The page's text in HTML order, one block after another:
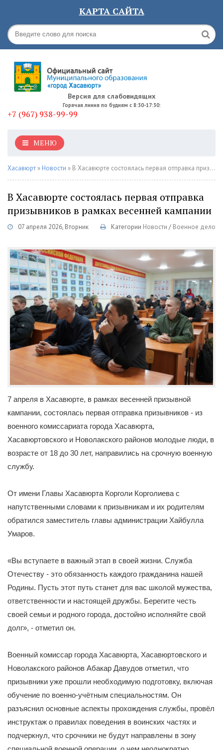
КАРТА САЙТА
Версия для слабовидящих
Горячая линия по будням с 8:30-17:30:
+7 (967) 938-99-99
МЕНЮ
Хасавюрт » Новости » В Хасавюрте состоялась первая отправка призывников в рамках весенней кампании
В Хасавюрте состоялась первая отправка
призывников в рамках весенней кампании
07 апреля 2026, Вторник Категории Новости / Военное дело
7 апреля в Хасавюрте, в рамках весенней призывной
кампании, состоялась первая отправка призывников - из
военного комиссариата города Хасавюрта,
Хасавюртовского и Новолакского районов молодые люди, в
возрасте от 18 до 30 лет, направились на срочную военную
службу.
От имени Главы Хасавюрта Корголи Корголиева с
напутственными словами к призывникам и их родителям
обратился заместитель главы администрации Хайбулла
Умаров.
«Вы вступаете в важный этап в своей жизни. Служба
Отечеству - это обязанность каждого гражданина нашей
Родины. Пусть этот путь станет для вас школой мужества,
ответственности и настоящей дружбы. Берегите честь
своей семьи и родного города, достойно исполняйте свой
долг», - отметил он.
Военный комиссар города Хасавюрта, Хасавюртовского и
Новолакского районов Абакар Давудов отметил, что
призывники уже прошли необходимую подготовку, включая
обучение по военно-учётным специальностям. Он
разъяснил основные аспекты прохождения службы, провёл
инструктаж о правилах поведения в воинских частях и
подчеркнул, что срочники не будут направлены в зону